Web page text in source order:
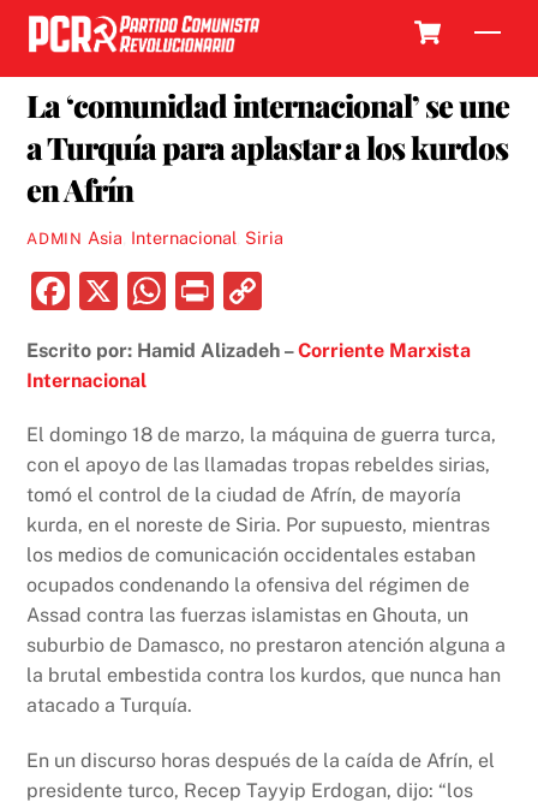
Skip
content
La ‘comunidad internacional’ se une
a Turquía para aplastar a los kurdos
en Afrín
ADMIN Asia Internacional Siria
F
c
b
o
o
k
X
W
at
A
p
p
P
nt p
Li
n
k
Escrito por: Hamid Alizadeh –Corriente Marxista
Internacional
El domingo 18 de marzo, la máquina de guerra turca,
con el apoyo de las llamadas tropas rebeldes sirias,
tomó el control de la ciudad de Afrín, de mayoría
kurda, en el noreste de Siria. Por supuesto, mientras
los medios de comunicación occidentales estaban
ocupados condenando la ofensiva del régimen de
Assad contra las fuerzas islamistas en Ghouta, un
suburbio de Damasco, no prestaron atención alguna a
la brutal embestida contra los kurdos, que nunca han
atacado a Turquía.
En un discurso horas después de la caída de Afrín, el
presidente turco, Recep Tayyip Erdogan, dijo: “los